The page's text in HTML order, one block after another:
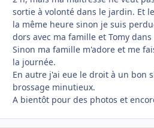
sortie à volonté dans le jardin. Et
la même heure sinon je suis
dors avec ma famille et Tomy
Sinon ma famille m'adore et me
la journée.
En autre j'ai eue le droit à un bon
brossage minutieux.
A bientôt pour des photos et